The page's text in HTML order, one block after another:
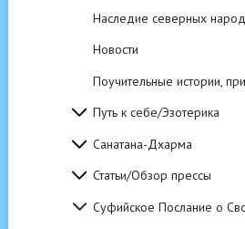
Наследие северных
Новости
Поучительные истории,
Путь к себе/Эзотерика
Санатана-Дхарма
Статьи/Обзор прессы
Суфийское Послание о